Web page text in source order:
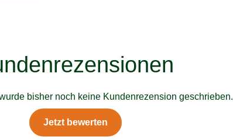
bisher noch keine Kundenrezension geschrieben.
Jetzt bewerten